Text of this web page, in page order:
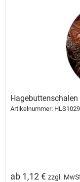
Hagebuttenschalen
Artikelnummer:
ab 1,12 €zzgl.